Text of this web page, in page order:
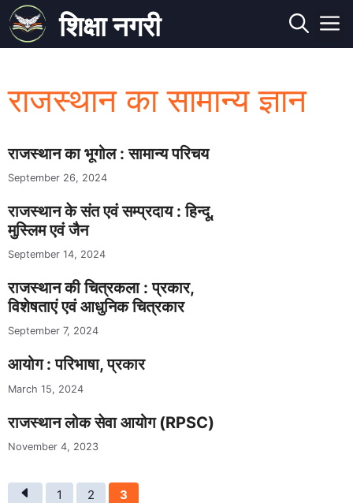
Skip
to
content
शिक्षा नगरी
राजस्थान का सामान्य ज्ञान
राजस्थान का भूगोल : सामान्य परिचय
September 26, 2024
राजस्थान के संत एवं सम्प्रदाय : हिन्दू,
मुस्लिम एवं जैन
September 14, 2024
राजस्थान की चित्रकला : प्रकार,
विशेषताएं एवं आधुनिक चित्रकार
September 7, 2024
आयोग : परिभाषा, प्रकार
March 15, 2024
राजस्थान लोक सेवा आयोग (RPSC)
November 4, 2023
Page
1 Page
2 Page
3